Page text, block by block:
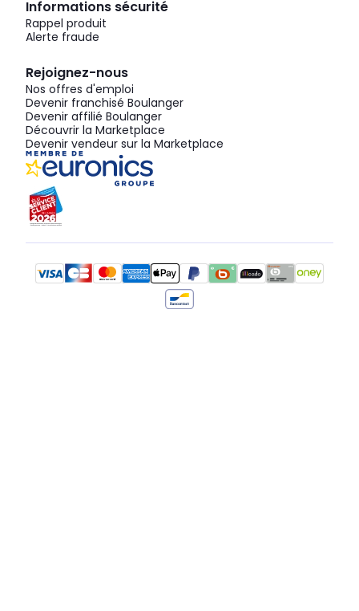
Informations sécurité
Rappel produit
Alerte fraude
Rejoignez-nous
Nos offres d'emploi
Devenir franchisé Boulanger
Devenir affilié Boulanger
Découvrir la Marketplace
Devenir vendeur sur la Marketplace